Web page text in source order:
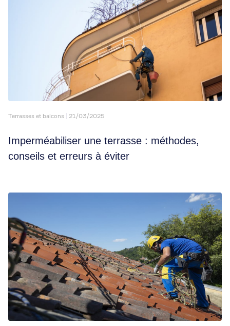
Terrasses et balcons 21/03/2025
Imperméabiliser une terrasse : méthodes,
conseils et erreurs à éviter